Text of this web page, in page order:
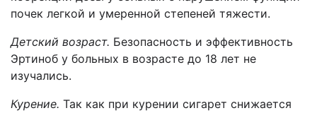
почек легкой и умеренной степеней тяжести.
Детский возраст. Безопасность и эффективность
Эртиноб у больных в возрасте до 18 лет не
изучались.
Курение. Так как при курении сигарет снижается